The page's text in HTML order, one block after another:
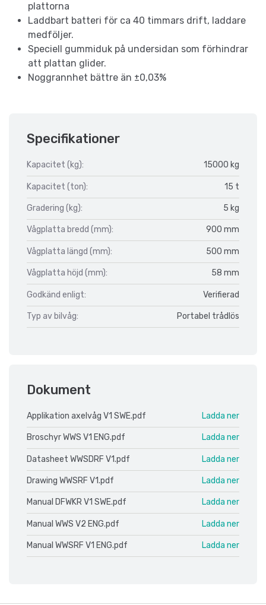
plattorna
Laddbart batteri för ca 40 timmars drift, laddare
medföljer.
Speciell gummiduk på undersidan som förhindrar
att plattan glider.
Noggrannhet bättre än ±0,03%
Specifikationer
Kapacitet (kg): 15000 kg
Kapacitet (ton): 15 t
Gradering (kg): 5 kg
Vågplatta bredd (mm): 900 mm
Vågplatta längd (mm): 500 mm
Vågplatta höjd (mm): 58 mm
Godkänd enligt: Verifierad
Typ av bilvåg: Portabel trådlös
Dokument
Applikation axelvåg V1 SWE.pdf Ladda ner
Broschyr WWS V1 ENG.pdf Ladda ner
Datasheet WWSDRF V1.pdf Ladda ner
Drawing WWSRF V1.pdf Ladda ner
Manual DFWKR V1 SWE.pdf Ladda ner
Manual WWS V2 ENG.pdf Ladda ner
Manual WWSRF V1 ENG.pdf Ladda ner